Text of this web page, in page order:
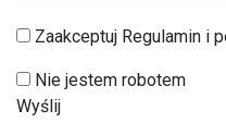
Zaakceptuj Regulamin i
Nie jestem robotem
Wyślij